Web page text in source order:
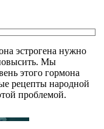
эстрогена нужно
повысить. Мы
этого гормона
рецепты народной
проблемой.